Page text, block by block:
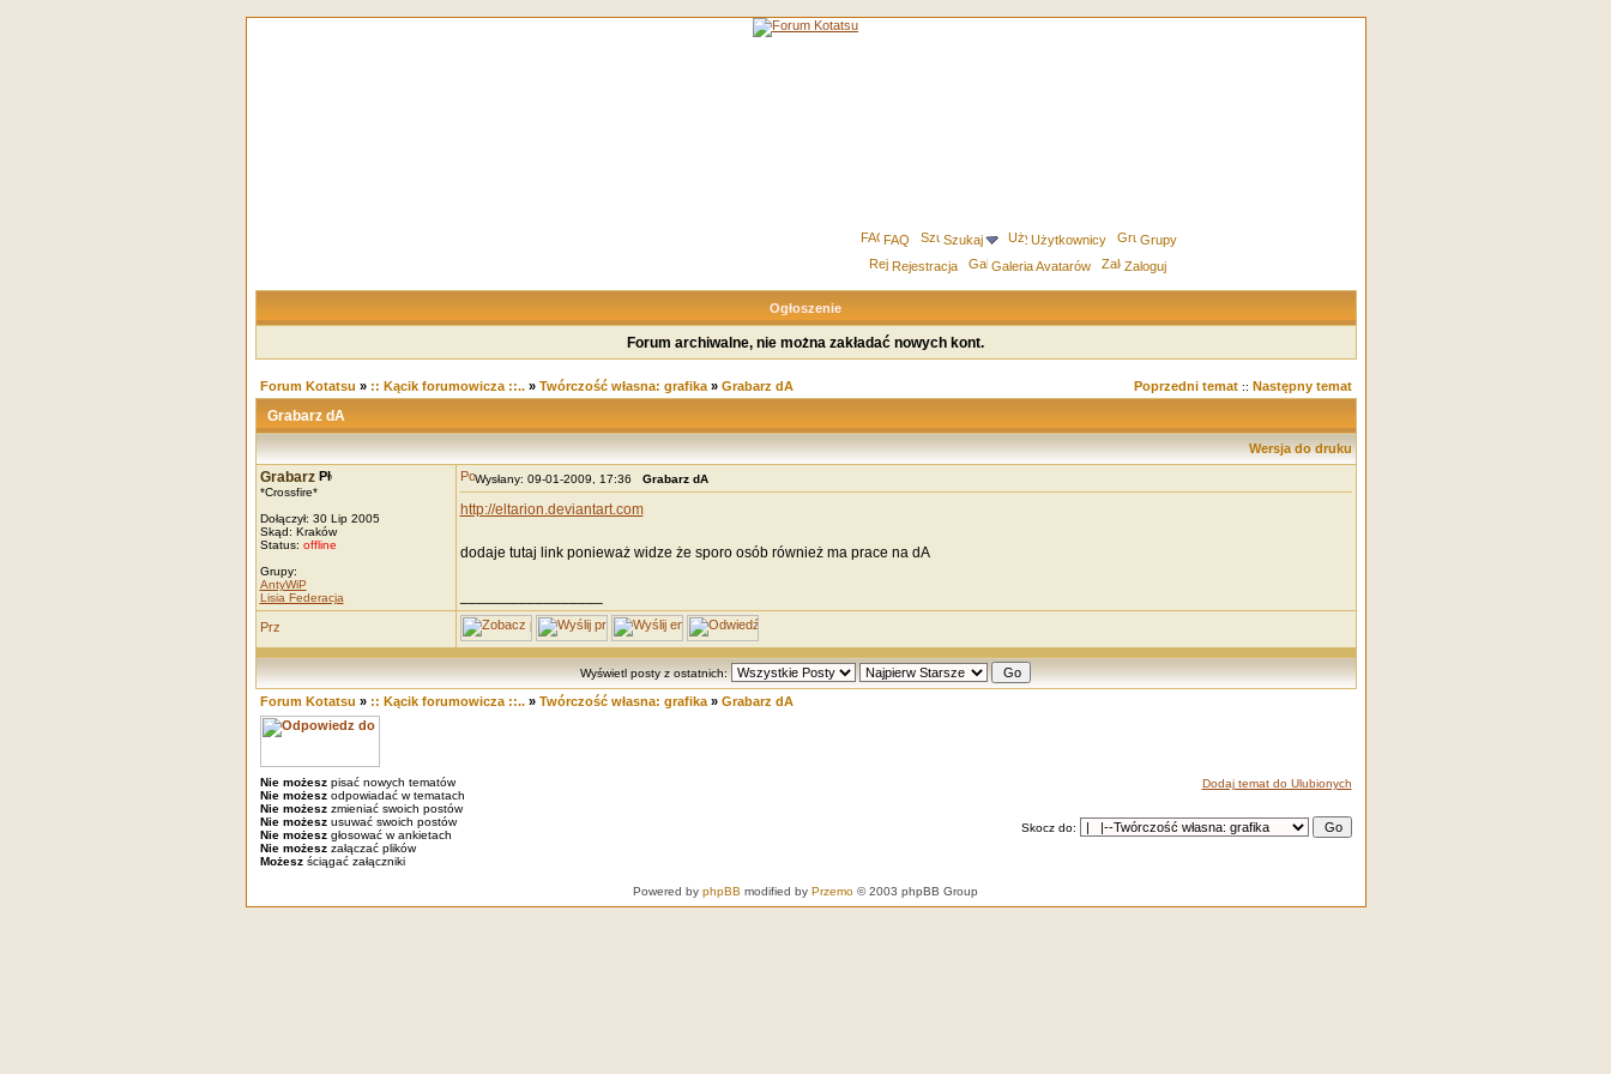
FAQ Szukaj Użytkownicy
Grupy
Rejestracja
Galeria Avatarów Zaloguj
Ogłoszenie
Forum archiwalne, nie można zakładać nowych kont.
Forum Kotatsu » :: Kącik forumowicza ::..» Twórczość własna: grafika» Grabarz dA Poprzedni temat:: Następny temat
Grabarz dA
Wersja do druku
Grabarz
*Crossfire*
Dołączył: 30 Lip 2005
Skąd: Kraków
Status: offline
Grupy:
AntyWiP
Lisia Federacja
Wysłany: 09-01-2009, 17:36 Grabarz dA
http://eltarion.deviantart.com
dodaje tutaj link ponieważ widze że sporo osób również ma prace na dA
Wyświetl posty z ostatnich:
Forum Kotatsu » :: Kącik forumowicza ::..» Twórczość własna: grafika» Grabarz dA
Nie możeszpisać nowych tematów
Nie możeszodpowiadać w tematach
Nie możeszzmieniać swoich postów
Nie możeszusuwać swoich postów
Nie możeszgłosować w ankietach
Nie możeszzałączać plików
Możeszściągać załączniki
Dodaj temat do Ulubionych
Skocz do:
Powered by phpBB modified by Przemo © 2003 phpBB Group